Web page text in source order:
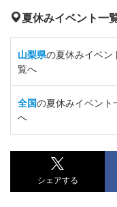
夏休みイベント一
山梨県の夏休みイベン
覧へ
全国の夏休みイベント
へ
シェアする